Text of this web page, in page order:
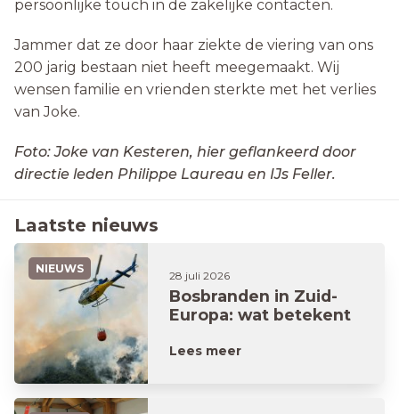
persoonlijke touch in de zakelijke contacten.
Jammer dat ze door haar ziekte de viering van ons
200 jarig bestaan niet heeft meegemaakt. Wij
wensen familie en vrienden sterkte met het verlies
van Joke.
Foto: Joke van Kesteren, hier geflankeerd door
directie leden Philippe Laureau en IJs Feller.
Laatste nieuws
NIEUWS
28 juli 2026
Bosbranden in Zuid-
Europa: wat betekent
Lees meer